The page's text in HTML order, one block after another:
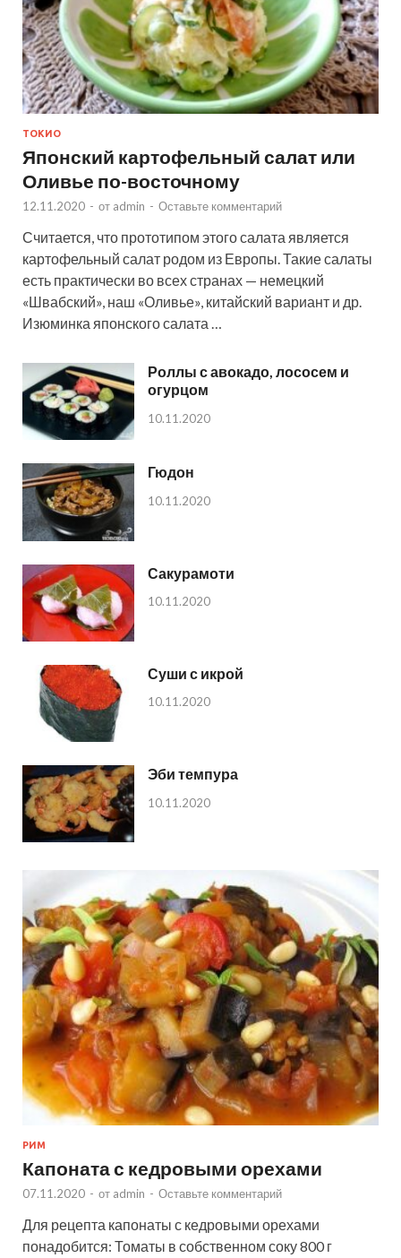
ТОКИО
Японский картофельный салат или
Оливье по-восточному
12.11.2020 - от admin - Оставьте комментарий
Считается, что прототипом этого салата является
картофельный салат родом из Европы. Такие салаты
есть практически во всех странах — немецкий
«Швабский», наш «Оливье», китайский вариант и др.
Изюминка японского салата …
Роллы с авокадо, лососем и
огурцом
10.11.2020
Гюдон
10.11.2020
Сакурамоти
10.11.2020
Суши с икрой
10.11.2020
Эби темпура
10.11.2020
РИМ
Капоната с кедровыми орехами
07.11.2020 - от admin - Оставьте комментарий
Для рецепта капонаты с кедровыми орехами
понадобится: Томаты в собственном соку 800 г